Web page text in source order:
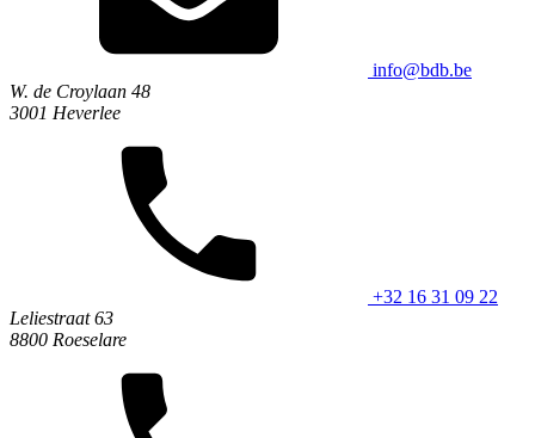
info@bdb.be
W. de Croylaan 48
3001 Heverlee
+32 16 31 09 22
Leliestraat 63
8800 Roeselare